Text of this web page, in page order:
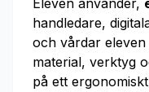
Eleven använder,
handledare,
och vårdar
material, verktyg
på ett